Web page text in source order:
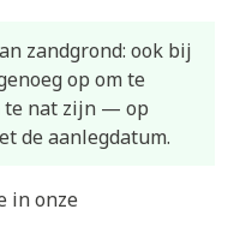
zandgrond: ook bij
op om te
te nat zijn — op
de aanlegdatum.
in onze